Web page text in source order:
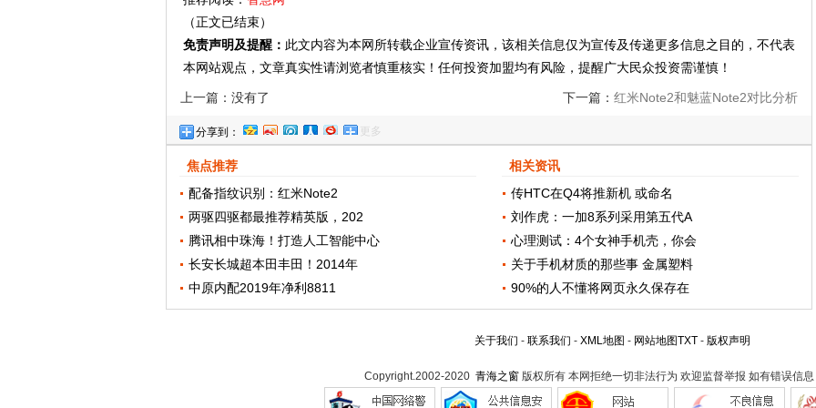
（正文已结束）
免责声明及提醒： 此文内容为本网所转载企业宣传资讯，该相关信息仅为宣传及传递更多信息之目的，不代表
本网站观点，文章真实性请浏览者慎重核实！任何投资加盟均有风险，提醒广大民众投资需谨慎！
上一篇：没有了 下一篇： 红米Note2和魅蓝Note2对比分析
分享到： 更多
焦点推荐
配备指纹识别：红米Note2
两驱四驱都最推荐精英版，202
腾讯相中珠海！打造人工智能中心
长安长城超本田丰田！2014年
中原内配2019年净利8811
相关资讯
传HTC在Q4将推新机 或命名
刘作虎：一加8系列采用第五代A
心理测试：4个女神手机壳，你会
关于手机材质的那些事 金属塑料
90%的人不懂将网页永久保存在
关于我们 - 联系我们 - XML地图 - 网站地图TXT- 版权声明
Copyright.2002-2020 青海之窗版权所有 本网拒绝一切非法行为 欢迎监督举报 如有错误信